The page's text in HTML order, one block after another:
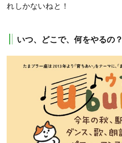
れしかないねと！
いつ、どこで、何をやるの？